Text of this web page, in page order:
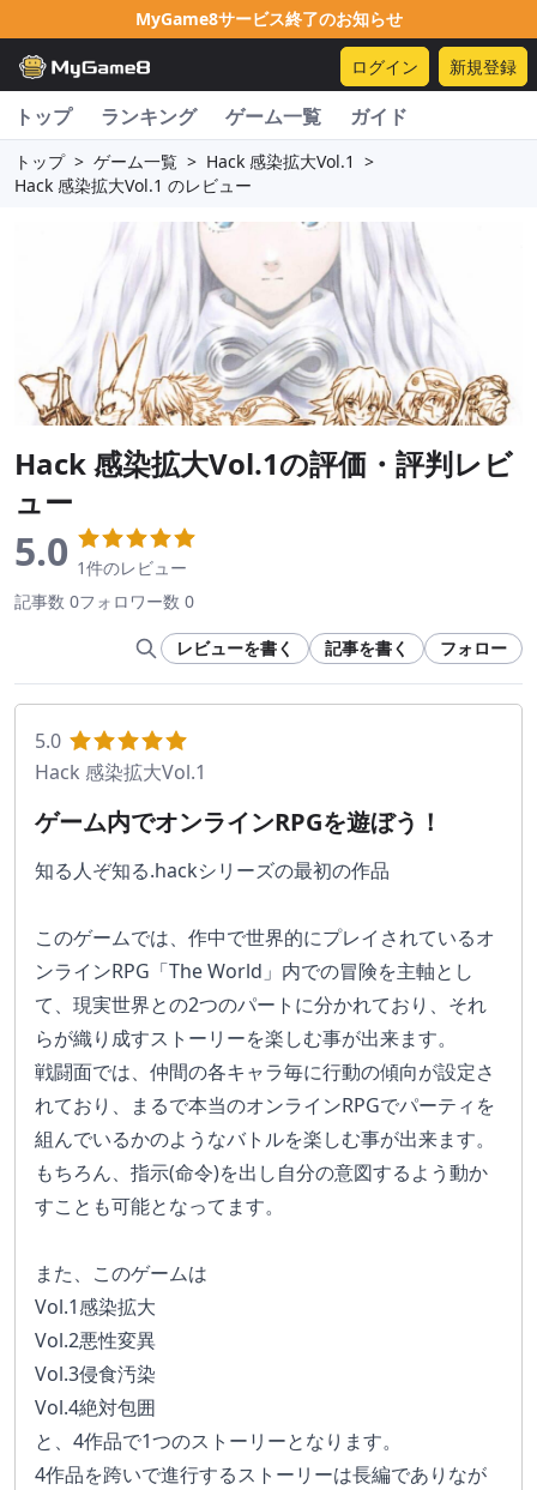
MyGame8サービス終了のお知らせ
ログイン 新規登録
トップ ランキング ゲーム一覧 ガイド
トップ > ゲーム一覧 > Hack 感染拡大Vol.1 >
Hack 感染拡大Vol.1 のレビュー
Hack 感染拡大Vol.1の評価・評判レビ
ュー
5.0 1件のレビュー
記事数 0フォロワー数 0
レビューを書く 記事を書く フォロー
5.0
Hack 感染拡大Vol.1
ゲーム内でオンラインRPGを遊ぼう！
知る人ぞ知る.hackシリーズの最初の作品
このゲームでは、作中で世界的にプレイされているオ
ンラインRPG「The World」内での冒険を主軸とし
て、現実世界との2つのパートに分かれており、それ
らが織り成すストーリーを楽しむ事が出来ます。
戦闘面では、仲間の各キャラ毎に行動の傾向が設定さ
れており、まるで本当のオンラインRPGでパーティを
組んでいるかのようなバトルを楽しむ事が出来ます。
もちろん、指示(命令)を出し自分の意図するよう動か
すことも可能となってます。
また、このゲームは
Vol.1感染拡大
Vol.2悪性変異
Vol.3侵食汚染
Vol.4絶対包囲
と、4作品で1つのストーリーとなります。
4作品を跨いで進行するストーリーは長編でありなが